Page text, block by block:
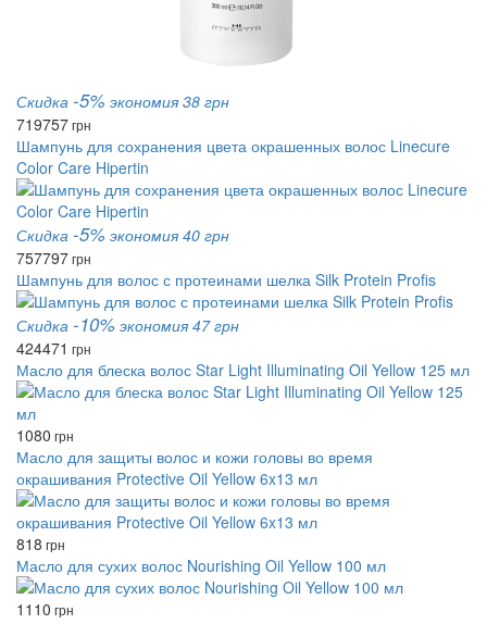
Скидка -5% экономия 38 грн
719757грн
Шампунь для сохранения цвета окрашенных волос Linecure
Color Care Hipertin
Скидка -5% экономия 40 грн
757797грн
Шампунь для волос с протеинами шелка Silk Protein Profis
Скидка -10% экономия 47 грн
424471 грн
Масло для блеска волос Star Light Illuminating Oil Yellow 125 мл
1080 грн
Масло для защиты волос и кожи головы во время
окрашивания Protective Oil Yellow 6x13 мл
818 грн
Масло для сухих волос Nourishing Oil Yellow 100 мл
1110 грн